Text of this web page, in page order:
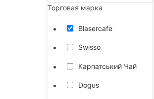
Торговая марка
Blasercafe
Swisso
Карпатський Чай
Dogus